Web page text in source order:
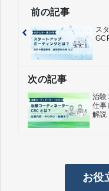
前の記事
ス
次の記事
治験
仕事
解説
お役